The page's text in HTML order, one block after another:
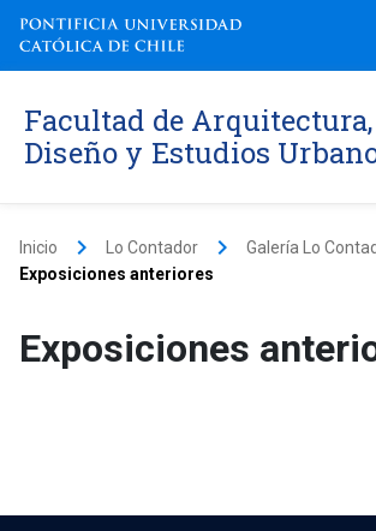
Facultad de Arquitectura,
Diseño y Estudios
Inicio keyboard_arrow_right Lo Contador keyboard_arrow_right Galería Lo
Exposiciones anteriores
Exposiciones